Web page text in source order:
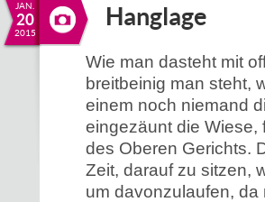
JAN.
20
2015
Hanglage
Wie man dasteht mit
breitbeinig man steht,
einem noch niemand
eingezäunt die Wiese,
des Oberen Gerichts.
Zeit, darauf zu sitzen,
um davonzulaufen,